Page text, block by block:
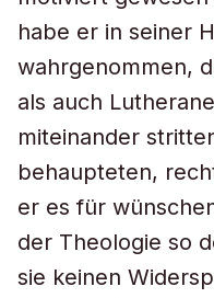
habe er in seiner
wahrgenommen,
als auch
miteinander
behaupteten,
er es für
der Theologie so
sie keinen